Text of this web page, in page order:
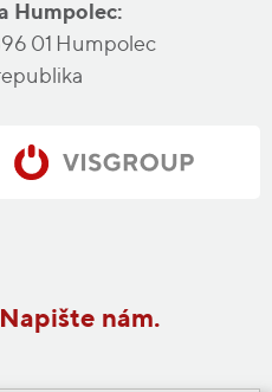
Humpolec:
01 Humpolec
nám.